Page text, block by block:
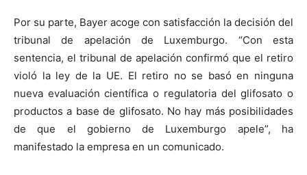
Por su parte, Bayer acoge con satisfacción la decisión del
tribunal de apelación de Luxemburgo. “Con esta
sentencia, el tribunal de apelación confirmó que el retiro
violó la ley de la UE. El retiro no se basó en ninguna
nueva evaluación científica o regulatoria del glifosato o
productos a base de glifosato. No hay más posibilidades
de que el gobierno de Luxemburgo apele”, ha
manifestado la empresa en un comunicado.